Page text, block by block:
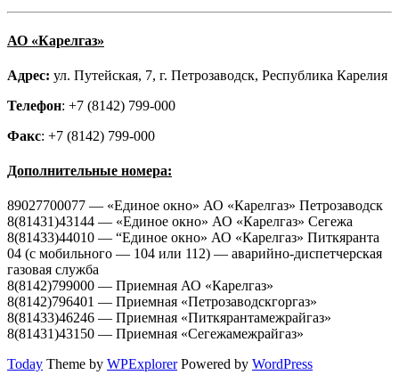
АО «Карелгаз»
Адрес: ул. Путейская, 7, г. Петрозаводск, Республика Карелия
Телефон: +7 (8142) 799-000
Факс: +7 (8142) 799-000
Дополнительные номера:
89027700077 — «Единое окно» АО «Карелгаз» Петрозаводск
8(81431)43144 — «Единое окно» АО «Карелгаз» Сегежа
8(81433)44010 — “Единое окно» АО «Карелгаз» Питкяранта
04 (с мобильного — 104 или 112) — аварийно-диспетчерская
газовая служба
8(8142)799000 — Приемная АО «Карелгаз»
8(8142)796401 — Приемная «Петрозаводскгоргаз»
8(81433)46246 — Приемная «Питкярантамежрайгаз»
8(81431)43150 — Приемная «Сегежамежрайгаз»
Today Theme by WPExplorerPowered by WordPress